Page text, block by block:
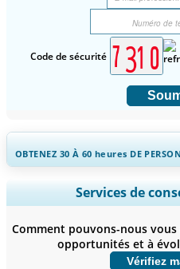
Code de sécurité
OBTENEZ 30 À 60heures DE
Ampliar a cobertura regional e
Perfis de empresas,
Services de
Comment pouvons-nous
opportunités et à
Vérifiez